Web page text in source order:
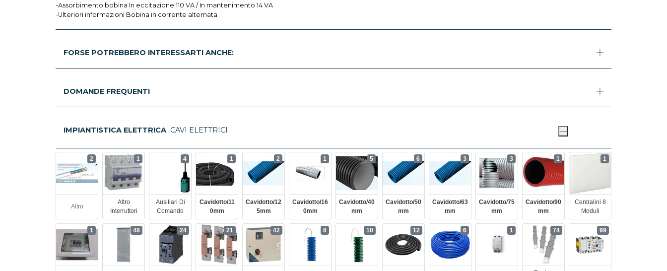
-Assorbimento bobina In eccitazione 110 VA / In mantenimento 14 VA
-Ulteriori informazioni Bobina in corrente alternata
FORSE POTREBBERO INTERESSARTI ANCHE:
DOMANDE FREQUENTI
IMPIANTISTICA ELETTRICA CAVI ELETTRICI
Altro
2
Altro
Interruttori
1
Ausiliari Di
Comando
4
Cavidotto/11
0mm
1
Cavidotto/12
5mm
2
Cavidotto/16
0mm
1
Cavidotto/40
Mm
5
Cavidotto/50
Mm
6
Cavidotto/63
Mm
3
Cavidotto/75
Mm
3
Cavidotto/90
Mm
1
Centralini 8
Moduli
1
1 48 24 21 42 8 10 12 6 1 74 99